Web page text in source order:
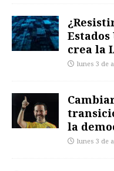
crea la
lunes 3 de
la
lunes 3 de